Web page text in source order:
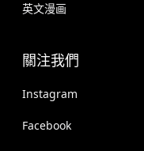
英文漫画
關注我們
Instagram
Facebook